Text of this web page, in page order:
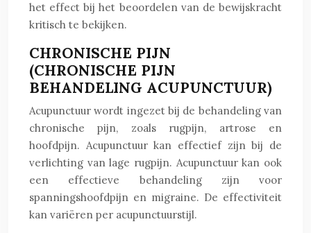
het effect bij het beoordelen van de bewijskracht
kritisch te bekijken.
CHRONISCHE PIJN
(CHRONISCHE PIJN
BEHANDELING ACUPUNCTUUR)
Acupunctuur wordt ingezet bij de behandeling van
chronische pijn, zoals rugpijn, artrose en
hoofdpijn. Acupunctuur kan effectief zijn bij de
verlichting van lage rugpijn. Acupunctuur kan ook
een effectieve behandeling zijn voor
spanningshoofdpijn en migraine. De effectiviteit
kan variëren per acupunctuurstijl.